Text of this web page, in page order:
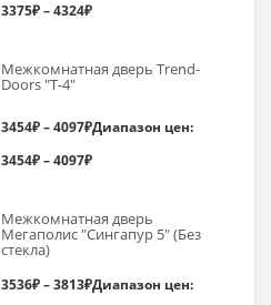
3375₽ – 4324₽
Межкомнатная дверь Trend-
Doоrs "Т-4"
3454₽–4097₽Диапазон цен:
3454₽ – 4097₽
Межкомнатная дверь
Мегаполис "Сингапур 5" (Без
стекла)
3536₽–3813₽Диапазон цен: